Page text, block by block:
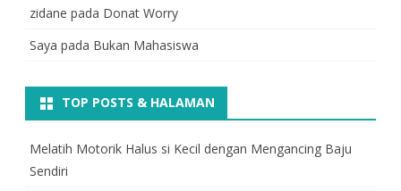
zidane pada Donat Worry
Saya pada Bukan Mahasiswa
TOP POSTS & HALAMAN
Melatih Motorik Halus si Kecil dengan Mengancing Baju
Sendiri